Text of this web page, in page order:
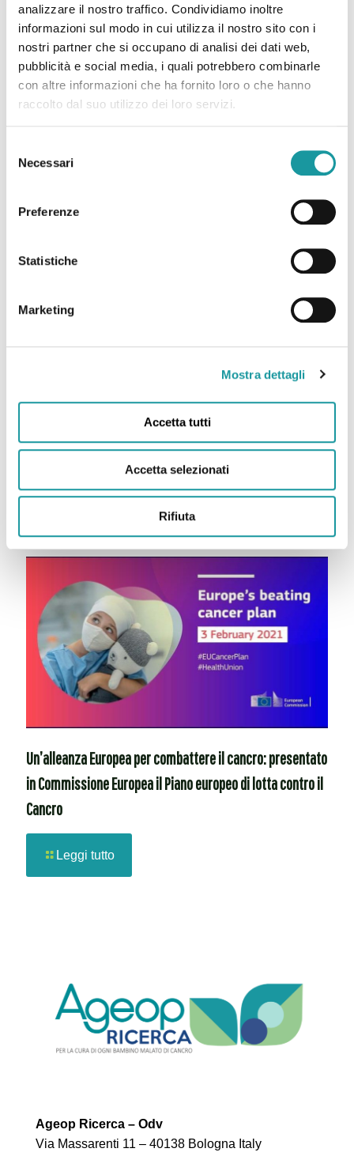
analizzare il nostro traffico. Condividiamo inoltre
informazioni sul modo in cui utilizza il nostro sito con i
nostri partner che si occupano di analisi dei dati web,
pubblicità e social media, i quali potrebbero combinarle
con altre informazioni che ha fornito loro o che hanno
raccolto dal suo utilizzo dei loro servizi.
delNecessari
Preferenze
Statistiche
Marketing
Mostra dettagli
Accetta tutti
Accetta selezionati
Rifiuta
“MILO vs RABDO”, il toccante testo di Milo sulle difficoltà
di bambini e ragazzi in Oncologia Pediatrica
Il lavoro dello staff di Assistenza: un impegno continuo e
Un’alleanza Europea per combattere il cancro: presentato
in Commissione Europea il Piano europeo di lotta contro il
Cancro
Leggi tutto
Ageop Ricerca – Odv
Via Massarenti 11 – 40138 Bologna Italy